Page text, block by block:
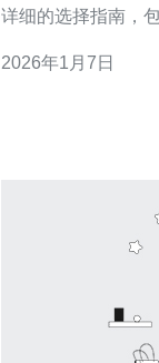
详细的选择指南，
台湾机房托管服务
2026年1月7日